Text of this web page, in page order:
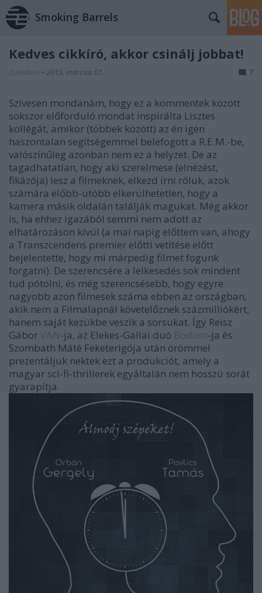
Smoking Barrels
Kedves cikkíró, akkor csinálj jobbat!
• 2015. március 01. 7
Szívesen mondanám, hogy ez a kommentek között
sokszor előforduló mondat inspirálta Lisztes
kollégát, amikor (többek között) az én igen
haszontalan segítségemmel belefogott a R.E.M.-be,
valószínűleg azonban nem ez a helyzet. De az
tagadhatatlan, hogy aki szerelmese (elnézést,
fikázója) lesz a filmeknek, elkezd írni róluk, azok
számára előbb-utóbb elkerülhetetlen, hogy a
kamera másik oldalán találják magukat. Még akkor
is, ha ehhez igazából semmi nem adott az
elhatározáson kívül (a mai napig előttem van, ahogy
a Transzcendens premier előtti vetítése előtt
bejelentette, hogy mi márpedig filmet fogunk
forgatni). De szerencsére a lelkesedés sok mindent
tud pótolni, és még szerencsésebb, hogy egyre
nagyobb azon filmesek száma ebben az országban,
akik nem a Filmalapnál követelőznek százmilliókért,
hanem saját kezükbe veszik a sorsukat. Így Reisz
Gábor
-ja, az Elekes-Gallai duó
-ja és
Szombath Máté Feketerigója után örömmel
prezentáljuk nektek ezt a produkciót, amely a
magyar sci-fi-thrillerek egyáltalán nem hosszú sorát
gyarapítja.